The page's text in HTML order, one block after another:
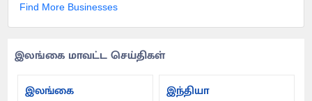
Find More Businesses
இலங்கை மாவட்ட செய்திகள்
இலங்கை
இந்தியா